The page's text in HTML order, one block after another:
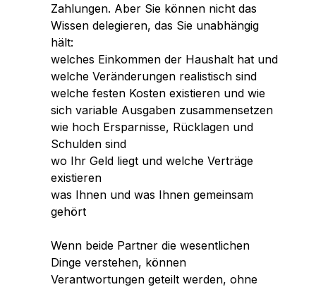
Zahlungen. Aber Sie können nicht das
Wissen delegieren, das Sie unabhängig
hält:
welches Einkommen der Haushalt hat und
welche Veränderungen realistisch sind
welche festen Kosten existieren und wie
sich variable Ausgaben zusammensetzen
wie hoch Ersparnisse, Rücklagen und
Schulden sind
wo Ihr Geld liegt und welche Verträge
existieren
was Ihnen und was Ihnen gemeinsam
gehört
Wenn beide Partner die wesentlichen
Dinge verstehen, können
Verantwortungen geteilt werden, ohne